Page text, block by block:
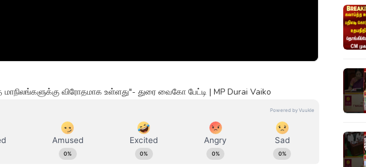
விரோதமாக உள்ளது"- துரை வைகோ பேட்டி | MP Durai Vaiko